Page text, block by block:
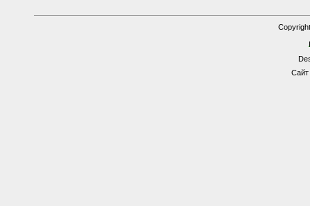
Сайт